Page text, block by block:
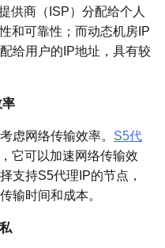
供商（ISP）分配给个人
和可靠性；而动态机房IP
给用户的IP地址，具有较
率
网络传输效率。 S5代
它可以加速网络传输效
支持S5代理IP的节点，
输时间和成本。